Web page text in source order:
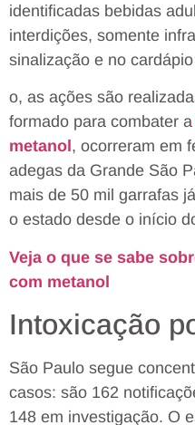
identificadas bebidas
interdições, somente
sinalização e no
o, as ações são
formado para combater a
metanol , ocorreram em
adegas da Grande São
mais de 50 mil garrafas
o estado desde o início
Veja o que se sabe
com metanol
Intoxicação
São Paulo segue
casos: são 162
148 em investigação. O